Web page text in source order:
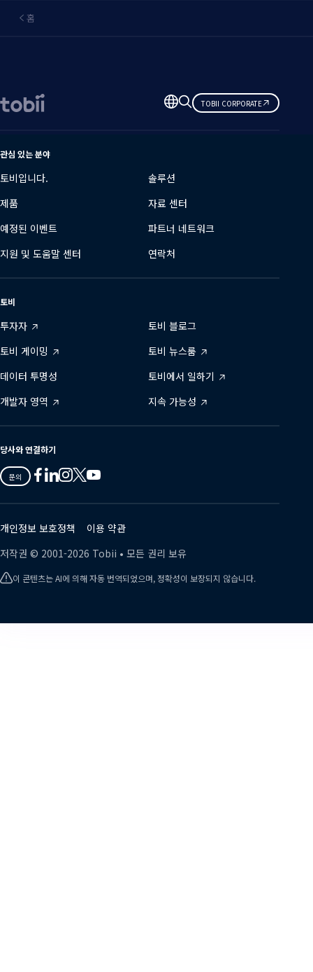
홈
언
어
TOBII CORPORATE
관심 있는 분야
토비입니다.
솔루션
제품
자료 센터
예정된 이벤트
파트너 네트워크
지원 및 도움말 센터
연락처
토비
투자자
토비 블로그
토비 게이밍
토비 뉴스룸
데이터 투명성
토비에서 일하기
개발자 영역
지속 가능성
당사와 연결하기
문의
Tobii
on
Facebook
Tobii
on
Linkedin
Tobii
on
Instagram
Tobii
on
Twitter
Tobii
on
Youtube
개인정보 보호정책
이용 약관
저작권 © 2001-2026 Tobii • 모든 권리 보유
이 콘텐츠는 AI에 의해 자동 번역되었으며, 정확성이 보장되지 않습니다.